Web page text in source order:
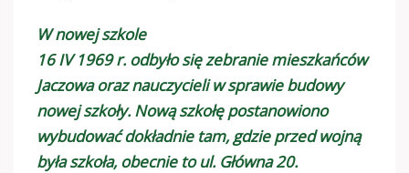
W nowej szkole
16 IV 1969 r. odbyło się zebranie mieszkańców
Jaczowa oraz nauczycieli w sprawie budowy
nowej szkoły. Nową szkołę postanowiono
wybudować dokładnie tam, gdzie przed wojną
była szkoła, obecnie to ul. Główna 20.